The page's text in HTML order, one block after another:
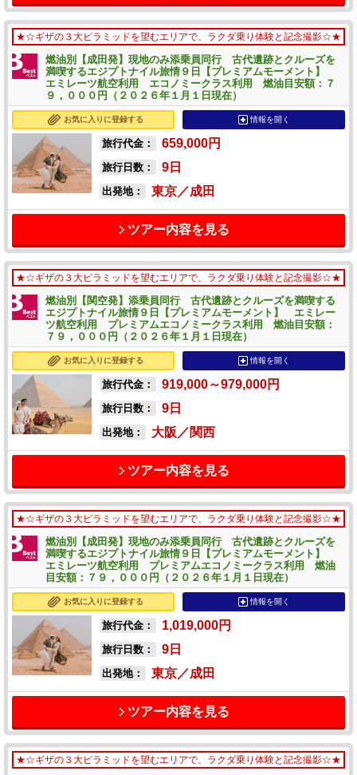
★☆ギザの３大ピラミッドを望むエリアで、ラクダ乗り体験と記念撮影☆★
燃油別【成田発】現地のみ添乗員同行 古代遺跡とクルーズを
満喫するエジプトナイル旅情９日【プレミアムモーメント】
エミレーツ航空利用 エコノミークラス利用 燃油目安額：７
９，０００円（２０２６年１月１日現在）
お気に入りに登録する 情報を開く
旅行代金： 659,000円
旅行日数： 9 日
出発地： 東京／成田
ツアー内容を見る
★☆ギザの３大ピラミッドを望むエリアで、ラクダ乗り体験と記念撮影☆★
燃油別【関空発】添乗員同行 古代遺跡とクルーズを満喫する
エジプトナイル旅情９日【プレミアムモーメント】 エミレー
ツ航空利用 プレミアムエコノミークラス利用 燃油目安額：
７９，０００円（２０２６年１月１日現在）
お気に入りに登録する 情報を開く
旅行代金： 919,000～979,000円
旅行日数： 9 日
出発地： 大阪／関西
ツアー内容を見る
★☆ギザの３大ピラミッドを望むエリアで、ラクダ乗り体験と記念撮影☆★
燃油別【成田発】現地のみ添乗員同行 古代遺跡とクルーズを
満喫するエジプトナイル旅情９日【プレミアムモーメント】
エミレーツ航空利用 プレミアムエコノミークラス利用 燃油
目安額：７９，０００円（２０２６年１月１日現在）
お気に入りに登録する 情報を開く
旅行代金： 1,019,000円
旅行日数： 9 日
出発地： 東京／成田
ツアー内容を見る
★☆ギザの３大ピラミッドを望むエリアで、ラクダ乗り体験と記念撮影☆★